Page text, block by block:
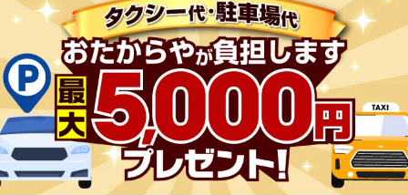
格
点の参考買取価格です
参考買取価格
2,843,000円
※2026年2月9日時点の参考買